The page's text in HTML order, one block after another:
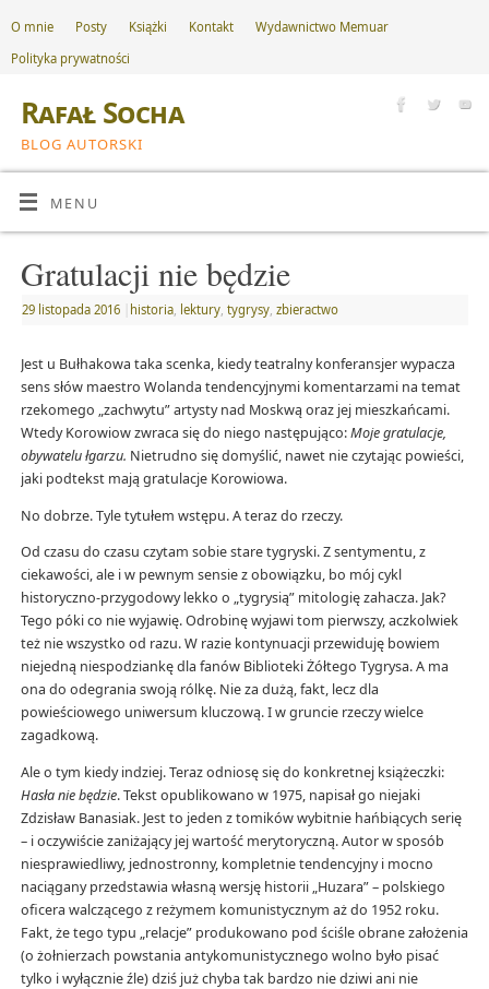
O mnie Posty Książki Kontakt
Wydawnictwo Memuar
Polityka prywatności
Rafał Socha
BLOG AUTORSKI
MENU
Gratulacji nie będzie
29 listopada 2016 historia, lektury, tygrysy, zbieractwo
Jest u Bułhakowa taka scenka, kiedy teatralny konferansjer wypacza
sens słów maestro Wolanda tendencyjnymi komentarzami na temat
rzekomego „zachwytu” artysty nad Moskwą oraz jej mieszkańcami.
Wtedy Korowiow zwraca się do niego następująco:Moje gratulacje,
obywatelu łgarzu. Nietrudno się domyślić, nawet nie czytając powieści,
jaki podtekst mają gratulacje Korowiowa.
No dobrze. Tyle tytułem wstępu. A teraz do rzeczy.
Od czasu do czasu czytam sobie stare tygryski. Z sentymentu, z
ciekawości, ale i w pewnym sensie z obowiązku, bo mój cykl
historyczno-przygodowy lekko o „tygrysią” mitologię zahacza. Jak?
Tego póki co nie wyjawię. Odrobinę wyjawi tom pierwszy, aczkolwiek
też nie wszystko od razu. W razie kontynuacji przewiduję bowiem
niejedną niespodziankę dla fanów Biblioteki Żółtego Tygrysa. A ma
ona do odegrania swoją rólkę. Nie za dużą, fakt, lecz dla
powieściowego uniwersum kluczową. I w gruncie rzeczy wielce
zagadkową.
Ale o tym kiedy indziej. Teraz odniosę się do konkretnej książeczki:
Hasła nie będzie. Tekst opublikowano w 1975, napisał go niejaki
Zdzisław Banasiak. Jest to jeden z tomików wybitnie hańbiących serię
– i oczywiście zaniżający jej wartość merytoryczną. Autor w sposób
niesprawiedliwy, jednostronny, kompletnie tendencyjny i mocno
naciągany przedstawia własną wersję historii „Huzara” – polskiego
oficera walczącego z reżymem komunistycznym aż do 1952 roku.
Fakt, że tego typu „relacje” produkowano pod ściśle obrane założenia
(o żołnierzach powstania antykomunistycznego wolno było pisać
tylko i wyłącznie źle) dziś już chyba tak bardzo nie dziwi ani nie